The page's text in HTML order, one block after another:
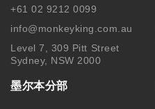
+61 02 9212 0099
info@monkeyking.com.au
Level 7, 309 Pitt Street
Sydney, NSW 2000
墨尔本分部